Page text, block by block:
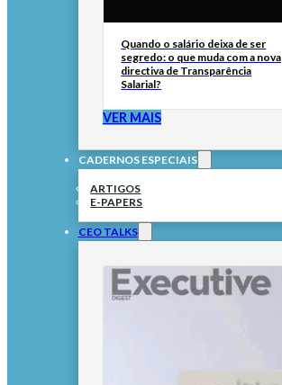
Quando o salário deixa de ser
segredo: o que muda com a nova
directiva de Transparência
Salarial?
VER MAIS
CADERNOS ESPECIAIS
ARTIGOS
E-PAPERS
CEO TALKS